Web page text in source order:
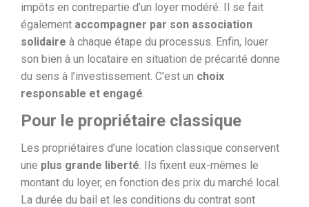
impôts en contrepartie d’un loyer modéré. Il se fait
également accompagner par son association
solidaire à chaque étape du processus. Enfin, louer
son bien à un locataire en situation de précarité donne
du sens à l’investissement. C’est un choix
responsable et engagé.
Pour le propriétaire classique
Les propriétaires d’une location classique conservent
une plus grande liberté. Ils fixent eux-mêmes le
montant du loyer, en fonction des prix du marché local.
La durée du bail et les conditions du contrat sont